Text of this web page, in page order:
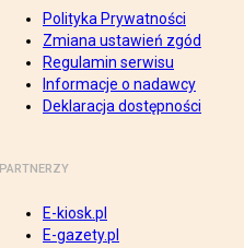
Polityka Prywatności
Zmiana ustawień zgód
Regulamin serwisu
Informacje o nadawcy
Deklaracja dostępności
PARTNERZY
E-kiosk.pl
E-gazety.pl